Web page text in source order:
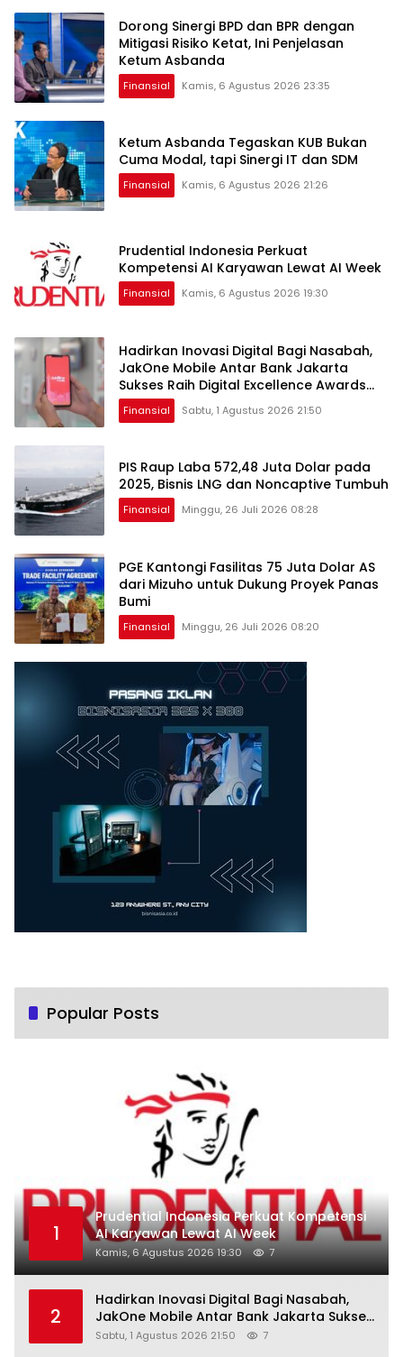
Dorong Sinergi BPD dan BPR dengan
Mitigasi Risiko Ketat, Ini Penjelasan
Ketum Asbanda
Finansial Kamis, 6 Agustus 2026 23:35
Ketum Asbanda Tegaskan KUB Bukan
Cuma Modal, tapi Sinergi IT dan SDM
Finansial Kamis, 6 Agustus 2026 21:26
Prudential Indonesia Perkuat
Kompetensi AI Karyawan Lewat AI Week
Finansial Kamis, 6 Agustus 2026 19:30
Hadirkan Inovasi Digital Bagi Nasabah,
JakOne Mobile Antar Bank Jakarta
Sukses Raih Digital Excellence Awards
2026
Finansial Sabtu, 1 Agustus 2026 21:50
PIS Raup Laba 572,48 Juta Dolar pada
2025, Bisnis LNG dan Noncaptive Tumbuh
Finansial Minggu, 26 Juli 2026 08:28
PGE Kantongi Fasilitas 75 Juta Dolar AS
dari Mizuho untuk Dukung Proyek Panas
Bumi
Finansial Minggu, 26 Juli 2026 08:20
Popular Posts
1
Prudential Indonesia Perkuat Kompetensi
AI Karyawan Lewat AI Week
Kamis, 6 Agustus 2026 19:30 7
2
Hadirkan Inovasi Digital Bagi Nasabah,
JakOne Mobile Antar Bank Jakarta Sukses
Raih Digital Excellence Awards 2026
Sabtu, 1 Agustus 2026 21:50 7